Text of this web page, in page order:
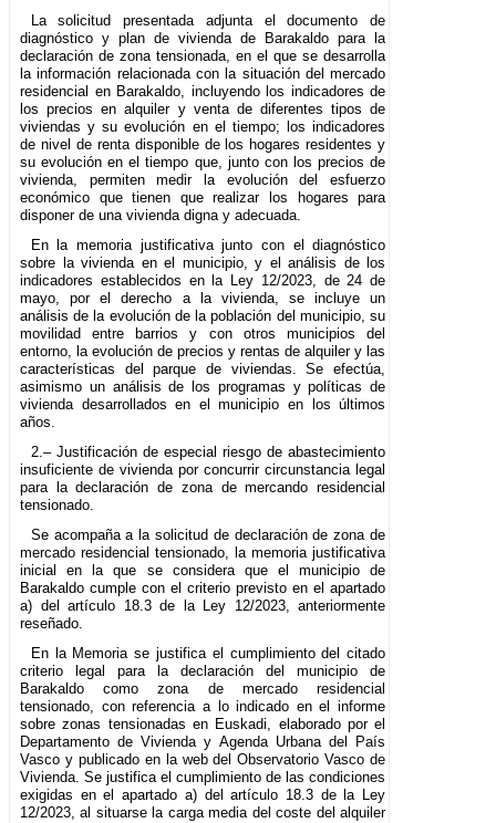
La solicitud presentada adjunta el documento de
diagnóstico y plan de vivienda de Barakaldo para la
declaración de zona tensionada, en el que se desarrolla
la información relacionada con la situación del mercado
residencial en Barakaldo, incluyendo los indicadores de
los precios en alquiler y venta de diferentes tipos de
viviendas y su evolución en el tiempo; los indicadores
de nivel de renta disponible de los hogares residentes y
su evolución en el tiempo que, junto con los precios de
vivienda, permiten medir la evolución del esfuerzo
económico que tienen que realizar los hogares para
disponer de una vivienda digna y adecuada.
En la memoria justificativa junto con el diagnóstico
sobre la vivienda en el municipio, y el análisis de los
indicadores establecidos en la Ley 12/2023, de 24 de
mayo, por el derecho a la vivienda, se incluye un
análisis de la evolución de la población del municipio, su
movilidad entre barrios y con otros municipios del
entorno, la evolución de precios y rentas de alquiler y las
características del parque de viviendas. Se efectúa,
asimismo un análisis de los programas y políticas de
vivienda desarrollados en el municipio en los últimos
años.
2.– Justificación de especial riesgo de abastecimiento
insuficiente de vivienda por concurrir circunstancia legal
para la declaración de zona de mercando residencial
tensionado.
Se acompaña a la solicitud de declaración de zona de
mercado residencial tensionado, la memoria justificativa
inicial en la que se considera que el municipio de
Barakaldo cumple con el criterio previsto en el apartado
a) del artículo 18.3 de la Ley 12/2023, anteriormente
reseñado.
En la Memoria se justifica el cumplimiento del citado
criterio legal para la declaración del municipio de
Barakaldo como zona de mercado residencial
tensionado, con referencia a lo indicado en el informe
sobre zonas tensionadas en Euskadi, elaborado por el
Departamento de Vivienda y Agenda Urbana del País
Vasco y publicado en la web del Observatorio Vasco de
Vivienda. Se justifica el cumplimiento de las condiciones
exigidas en el apartado a) del artículo 18.3 de la Ley
12/2023, al situarse la carga media del coste del alquiler